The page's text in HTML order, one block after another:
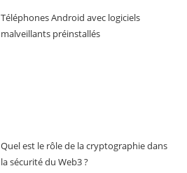
Téléphones Android avec logiciels
malveillants préinstallés
Quel est le rôle de la cryptographie dans
la sécurité du Web3 ?